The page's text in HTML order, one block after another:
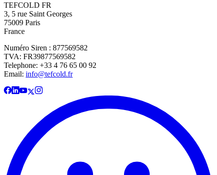
TEFCOLD FR
3, 5 rue Saint Georges
75009 Paris
France
Numéro Siren : 877569582
TVA: FR39877569582
Telephone: +33 4 76 65 00 92
Email: info@tefcold.fr